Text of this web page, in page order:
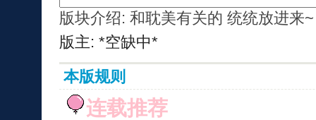
版块介绍: 和耽美有关的 统统放进来~
版主: *空缺中*
本版规则
连载推荐